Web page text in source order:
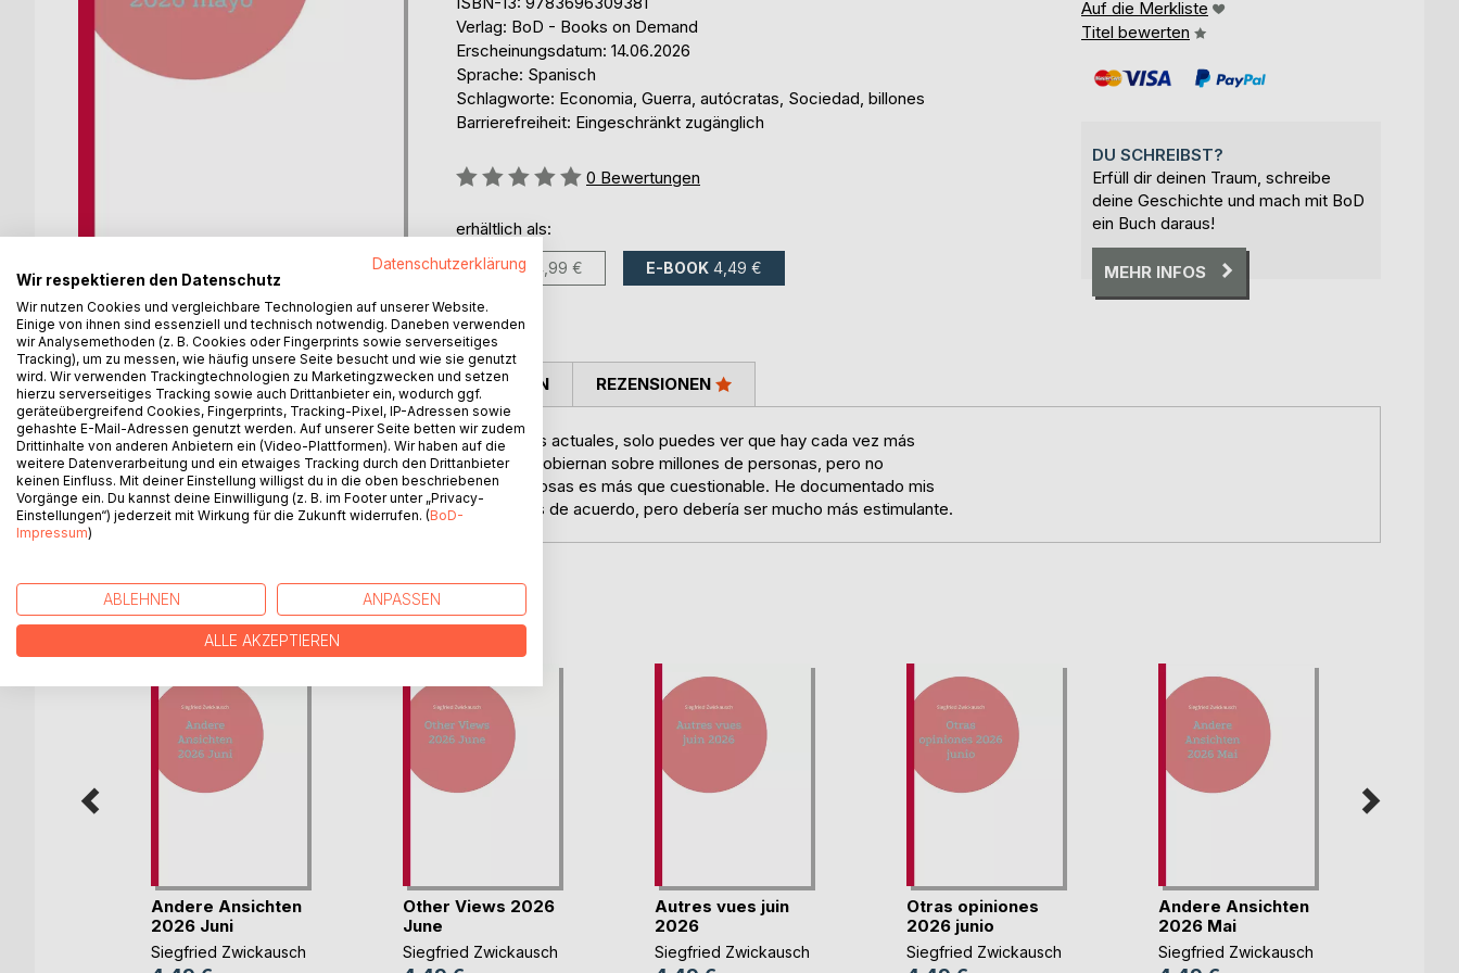
Verlag: BoD - Books on Demand
Erscheinungsdatum: 14.06.2026
Sprache: Spanisch
Schlagworte: Economia, Guerra, autócratas, Sociedad, billones
Barrierefreiheit: Eingeschränkt zugänglich
Bewertung::
0 Bewertungen
erhältlich als:
BUCH 14,99 € E-BOOK 4,49 €
Auf die Merkliste
Titel bewerten
DU SCHREIBST?
Erfüll dir deinen Traum, schreibe
deine Geschichte und mach mit BoD
ein Buch daraus!
MEHR INFOS
BESCHREIBUNG
Si miras la sociedad, la economía y los conflictos armados actuales, solo puedes ver que hay cada vez más
conflictos en nuestro planeta. Las personas individuales gobiernan sobre millones de personas, pero no
exactamente en su sentido. Si puedes prevenir algunas cosas es más que cuestionable. He documentado mis
opiniones al respecto aquí. Esto no quiere decir que estés de acuerdo, pero debería ser mucho más estimulante.
AUTOR/IN PRESSESTIMMEN REZENSIONEN
WEITERE TITEL BEIBoD
Andere Ansichten
2026 Juni
Siegfried Zwickausch
Other Views 2026
June
Siegfried Zwickausch
Autres vues juin
2026
Siegfried Zwickausch
Otras opiniones
2026 junio
Siegfried Zwickausch
Andere Ansichten
2026 Mai
Siegfried Zwickausch
Datenschutzerklärung
Wir respektieren den Datenschutz
Wir nutzen Cookies und vergleichbare Technologien auf unserer Website.
Einige von ihnen sind essenziell und technisch notwendig. Daneben verwenden
wir Analysemethoden (z. B. Cookies oder Fingerprints sowie serverseitiges
Tracking), um zu messen, wie häufig unsere Seite besucht und wie sie genutzt
wird. Wir verwenden Trackingtechnologien zu Marketingzwecken und setzen
hierzu serverseitiges Tracking sowie auch Drittanbieter ein, wodurch ggf.
geräteübergreifend Cookies, Fingerprints, Tracking-Pixel, IP-Adressen sowie
gehashte E-Mail-Adressen genutzt werden. Auf unserer Seite betten wir zudem
Drittinhalte von anderen Anbietern ein (Video-Plattformen). Wir haben auf die
weitere Datenverarbeitung und ein etwaiges Tracking durch den Drittanbieter
keinen Einfluss. Mit deiner Einstellung willigst du in die oben beschriebenen
Vorgänge ein. Du kannst deine Einwilligung (z. B. im Footer unter „Privacy-
Einstellungen“) jederzeit mit Wirkung für die Zukunft widerrufen. (BoD-
Impressum)
ABLEHNEN ANPASSEN
ALLE AKZEPTIEREN